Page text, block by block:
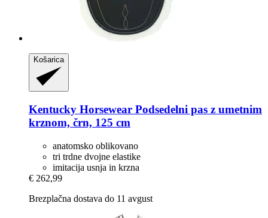
Košarica
Kentucky Horsewear Podsedelni pas z umetnim
krznom, črn, 125 cm
anatomsko oblikovano
tri trdne dvojne elastike
imitacija usnja in krzna
€ 262,99
Brezplačna dostava do 11 avgust